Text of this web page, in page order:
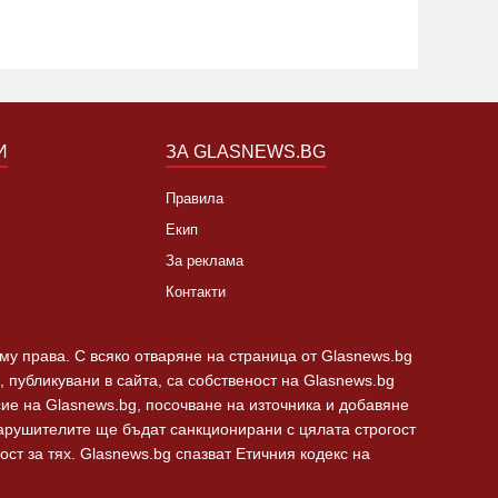
ЗА GLASNEWS.BG
Правила
Екип
За реклама
Контакти
права. С всяко отваряне на страница от Glasnews.bg
в сайта, са собственост на Glasnews.bg
на Glasnews.bg, посочване на източника и добавяне
ще бъдат санкционирани с цялата строгост
за тях. Glasnews.bg спазват Етичния кодекс на